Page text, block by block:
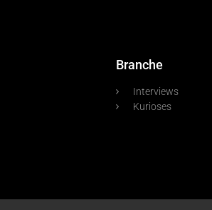
Branche
Interviews
Kurioses